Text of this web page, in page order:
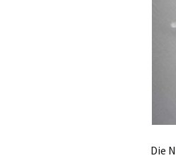
Die